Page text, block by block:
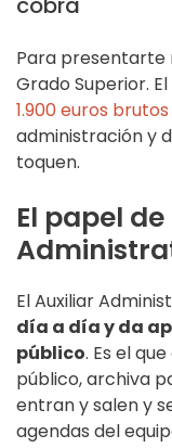
Para presentarte
Grado Superior.
1.900 euros
administración y
toquen.
El papel
El Auxiliar
día a día y da
público. Es el
público, archiva
entran y salen y
agendas del